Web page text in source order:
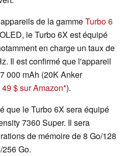
de la gammeTurbo 6
le Turbo 6X est équipé
en charge un taux de
Il est confirmé que l'appareil
000 mAh (20K Anker
$ sur Amazon ).
que le Turbo 6X sera équipé
7360 Super. Il sera
de mémoire de 8 Go/128
Go.